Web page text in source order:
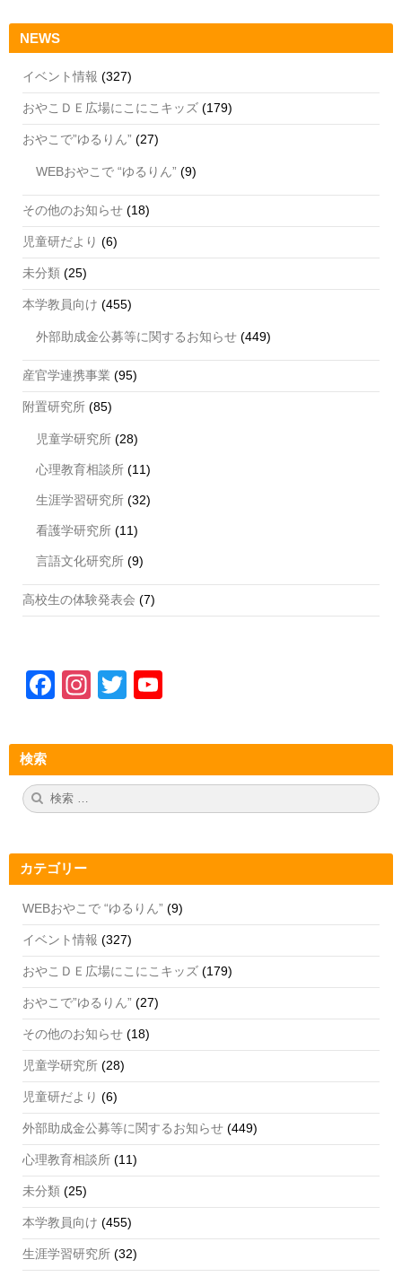
NEWS
イベント情報 (327)
おやこＤＥ広場にこにこキッズ (179)
おやこで”ゆるりん” (27)
WEBおやこで “ゆるりん” (9)
その他のお知らせ (18)
児童研だより (6)
未分類 (25)
本学教員向け (455)
外部助成金公募等に関するお知らせ (449)
産官学連携事業 (95)
附置研究所 (85)
児童学研究所 (28)
心理教育相談所 (11)
生涯学習研究所 (32)
看護学研究所 (11)
言語文化研究所 (9)
高校生の体験発表会 (7)
F
c
e
b
o
k
In
a
gr
T
tt
er
u
T
e
C
h
n
el
検索
検
索:
カテゴリー
WEBおやこで “ゆるりん” (9)
イベント情報 (327)
おやこＤＥ広場にこにこキッズ (179)
おやこで”ゆるりん” (27)
その他のお知らせ (18)
児童学研究所 (28)
児童研だより (6)
外部助成金公募等に関するお知らせ (449)
心理教育相談所 (11)
未分類 (25)
本学教員向け (455)
生涯学習研究所 (32)